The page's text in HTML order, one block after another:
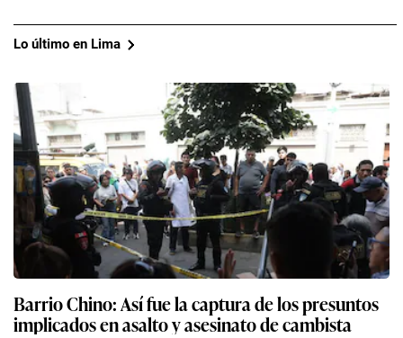
Lo último en Lima
Barrio Chino: Así fue la captura de los presuntos
implicados en asalto y asesinato de cambista